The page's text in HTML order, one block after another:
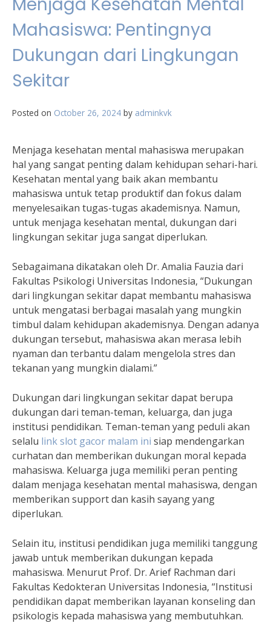
Mahasiswa: Pentingnya
Dukungan dari Lingkungan
Sekitar
Posted on October 26, 2024 by adminkvk
Menjaga kesehatan mental mahasiswa merupakan
hal yang sangat penting dalam kehidupan sehari-hari.
Kesehatan mental yang baik akan membantu
mahasiswa untuk tetap produktif dan fokus dalam
menyelesaikan tugas-tugas akademisnya. Namun,
untuk menjaga kesehatan mental, dukungan dari
lingkungan sekitar juga sangat diperlukan.
Sebagaimana dikatakan oleh Dr. Amalia Fauzia dari
Fakultas Psikologi Universitas Indonesia, “Dukungan
dari lingkungan sekitar dapat membantu mahasiswa
untuk mengatasi berbagai masalah yang mungkin
timbul dalam kehidupan akademisnya. Dengan adanya
dukungan tersebut, mahasiswa akan merasa lebih
nyaman dan terbantu dalam mengelola stres dan
tekanan yang mungkin dialami.”
Dukungan dari lingkungan sekitar dapat berupa
dukungan dari teman-teman, keluarga, dan juga
institusi pendidikan. Teman-teman yang peduli akan
selalu link slot gacor malam ini siap mendengarkan
curhatan dan memberikan dukungan moral kepada
mahasiswa. Keluarga juga memiliki peran penting
dalam menjaga kesehatan mental mahasiswa, dengan
memberikan support dan kasih sayang yang
diperlukan.
Selain itu, institusi pendidikan juga memiliki tanggung
jawab untuk memberikan dukungan kepada
mahasiswa. Menurut Prof. Dr. Arief Rachman dari
Fakultas Kedokteran Universitas Indonesia, “Institusi
pendidikan dapat memberikan layanan konseling dan
psikologis kepada mahasiswa yang membutuhkan.